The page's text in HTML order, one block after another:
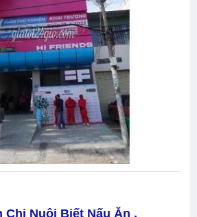
Chị Nuôi Biết Nấu Ăn ,